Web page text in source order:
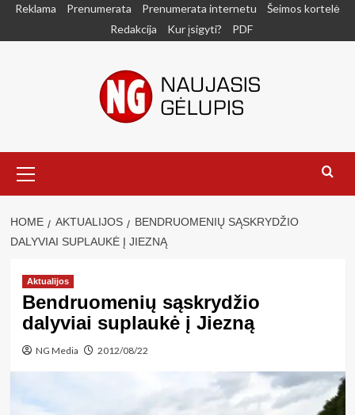
SkipReklama Prenumerata Prenumerata internetu
Šeimos kortelė
Redakcija
Kur įsigyti? PDF
Menu
HOME AKTUALIJOS
BENDRUOMENIŲ SĄSKRYDŽIO
DALYVIAI SUPLAUKĖ Į JIEZNĄ
Aktualijos
Bendruomenių sąskrydžio
dalyviai suplaukė į Jiezną
NG Media 2012/08/22